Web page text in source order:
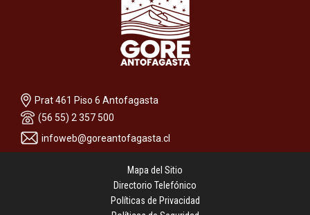
Prat 461 Piso 6 Antofagasta
(56 55) 2 357 500
infoweb@goreantofagasta.cl
Mapa del Sitio
Directorio Telefónico
Políticas de Privacidad